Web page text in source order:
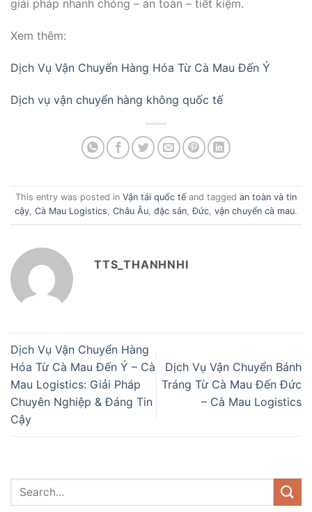
giải pháp nhanh chóng – an toàn – tiết kiệm.
Xem thêm:
Dịch Vụ Vận Chuyển Hàng Hóa Từ Cà Mau Đến Ý
Dịch vụ vận chuyển hàng không quốc tế
This entry was posted in Vận tải quốc tế and tagged an toàn và tin
cậy Cà Mau Logistics Châu Âu đặc sản ,Đức vận chuyển cà mau.
TTS_THANHNHI
Dịch Vụ Vận Chuyển Hàng
Hóa Từ Cà Mau Đến Ý – Cà
Mau Logistics: Giải Pháp
Chuyên Nghiệp & Đáng Tin
Cậy
Dịch Vụ Vận Chuyển Bánh
Tráng Từ Cà Mau Đến Đức
– Cà Mau Logistics